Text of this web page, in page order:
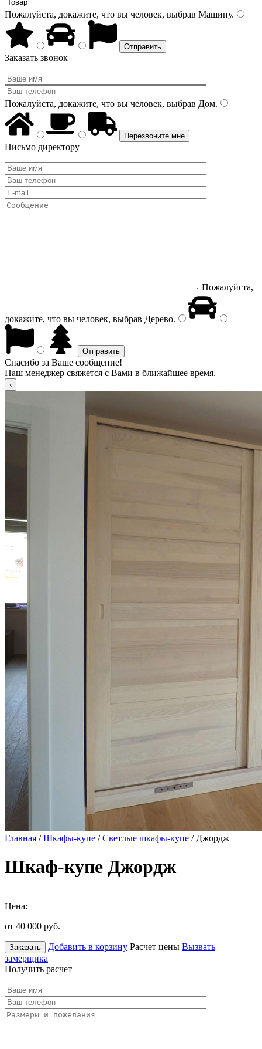
Пожалуйста, докажите, что вы человек, выбрав Машину.
Заказать звонок
Пожалуйста, докажите, что вы человек, выбрав Дом.
Письмо директору
Пожалуйста,
докажите, что вы человек, выбрав Дерево.
Спасибо за Ваше сообщение!
Наш менеджер свяжется с Вами в ближайшее время.
Главная /Шкафы-купе /Светлые шкафы-купе / Джордж
Шкаф-купе Джордж
Цена:
от 40 000 руб.
Заказать Добавить в корзину Расчет цены Вызвать
замерщика
Получить расчет